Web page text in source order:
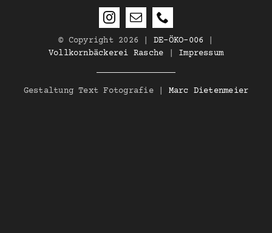
© Copyright 2026 | DE-ÖKO-006
Vollkornbäckerei Rasche
Impressum
Gestaltung Text Fotografie | Marc Dietenmeier